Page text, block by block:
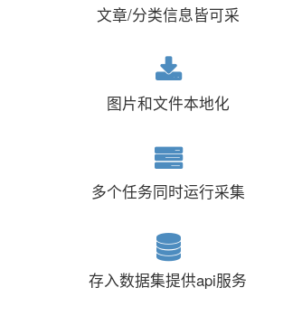
文章/分类信息皆可采
图片和文件本地化
多个任务同时运行采集
存入数据集提供api服务